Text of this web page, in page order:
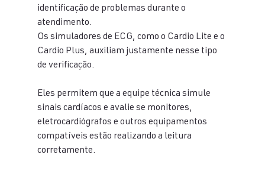
identificação de problemas durante o
atendimento.
Os simuladores de ECG, como o Cardio Lite e o
Cardio Plus, auxiliam justamente nesse tipo
de verificação.
Eles permitem que a equipe técnica simule
sinais cardíacos e avalie se monitores,
eletrocardiógrafos e outros equipamentos
compatíveis estão realizando a leitura
corretamente.